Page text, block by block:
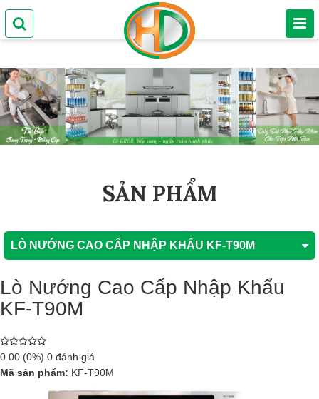
SẢN PHẨM
LÒ NƯỚNG CAO CẤP NHẬP KHẨU KF-T90M
Lò Nướng Cao Cấp Nhập Khẩu
KF-T90M
0.00 (0%) 0 đánh giá
Mã sản phẩm: KF-T90M